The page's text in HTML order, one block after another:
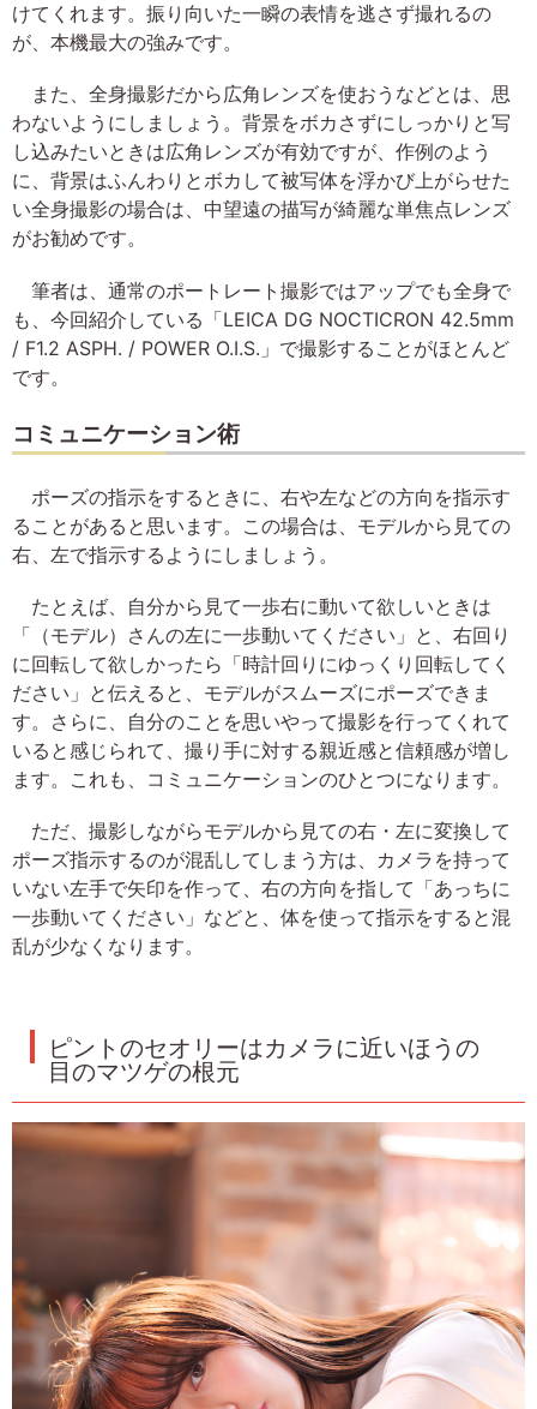
けてくれます。振り向いた一瞬の表情を逃さず撮れるの
が、本機最大の強みです。
また、全身撮影だから広角レンズを使おうなどとは、思
わないようにしましょう。背景をボカさずにしっかりと写
し込みたいときは広角レンズが有効ですが、作例のよう
に、背景はふんわりとボカして被写体を浮かび上がらせた
い全身撮影の場合は、中望遠の描写が綺麗な単焦点レンズ
がお勧めです。
筆者は、通常のポートレート撮影ではアップでも全身で
も、今回紹介している「LEICA DG NOCTICRON 42.5mm
/ F1.2 ASPH. / POWER O.I.S.」で撮影することがほとんど
です。
コミュニケーション術
ポーズの指示をするときに、右や左などの方向を指示す
ることがあると思います。この場合は、モデルから見ての
右、左で指示するようにしましょう。
たとえば、自分から見て一歩右に動いて欲しいときは
「（モデル）さんの左に一歩動いてください」と、右回り
に回転して欲しかったら「時計回りにゆっくり回転してく
ださい」と伝えると、モデルがスムーズにポーズできま
す。さらに、自分のことを思いやって撮影を行ってくれて
いると感じられて、撮り手に対する親近感と信頼感が増し
ます。これも、コミュニケーションのひとつになります。
ただ、撮影しながらモデルから見ての右・左に変換して
ポーズ指示するのが混乱してしまう方は、カメラを持って
いない左手で矢印を作って、右の方向を指して「あっちに
一歩動いてください」などと、体を使って指示をすると混
乱が少なくなります。
ピントのセオリーはカメラに近いほうの
目のマツゲの根元